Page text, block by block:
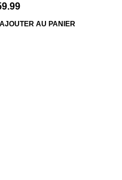
AJOUTER AU PANIER